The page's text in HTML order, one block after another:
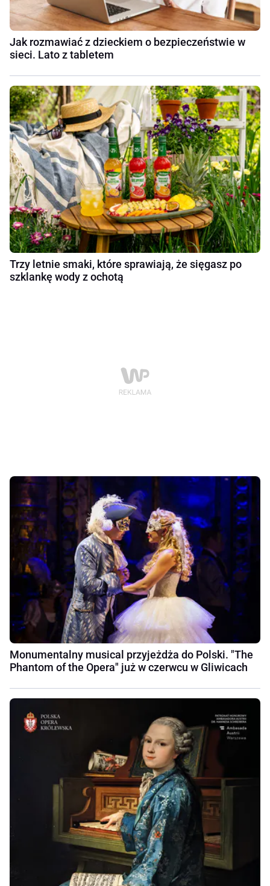
Jak rozmawiać z dzieckiem o bezpieczeństwie w
sieci. Lato z tabletem
Trzy letnie smaki, które sprawiają, że sięgasz po
szklankę wody z ochotą
Monumentalny musical przyjeżdża do Polski. "The
Phantom of the Opera" już w czerwcu w Gliwicach